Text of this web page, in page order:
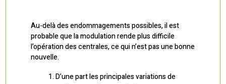
Au-delà des endommagements possibles, il est
probable que la modulation rende plus difficile
l’opération des centrales, ce qui n’est pas une bonne
nouvelle.
D’une part les principales variations de